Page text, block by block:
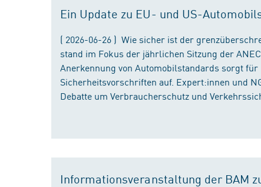
Ein Update zu EU- und US-
( 2026-06-26 ) Wie sicher ist der
stand im Fokus der jährlichen Sitzung der
Anerkennung von Automobilstandards sorgt
Sicherheitsvorschriften auf. Expert:innen und
Debatte um Verbraucherschutz und
Informationsveranstaltung der BAM